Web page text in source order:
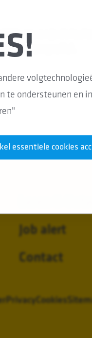
ondersteunen en
essentiele cookies
We sturen je de
bij jouw profiel.
Job alert
Contact
Privacy Cookies